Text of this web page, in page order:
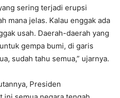
sering terjadi erupsi
mana jelas. Kalau enggak ada
usah. Daerah-daerah yang
gempa bumi, di garis
sudah tahu semua,” ujarnya.
Presiden